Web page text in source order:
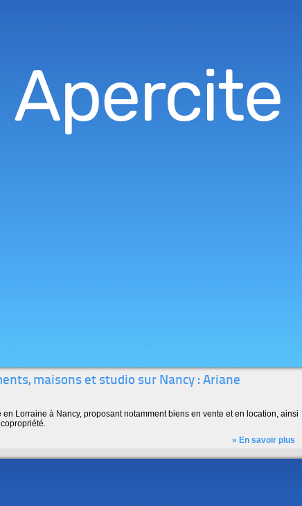
maisons et studio sur Nancy : Ariane
Lorraine à Nancy, proposant notamment biens en vente et en location, ainsi
» En savoir plus